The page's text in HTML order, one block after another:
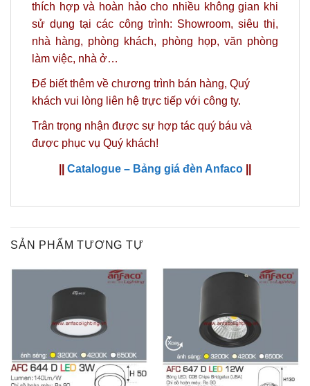
thích hợp và hoàn hảocho nhiều không gian khi
sử dụng tại các công trình: Showroom, siêu thị,
nhà hàng, phòng khách, phòng họp, văn phòng
làm việc, nhà ở…
Để biết thêm về chương trình bán hàng, Quý
khách vui lòng liên hệ trực tiếp với công ty.
Trân trọng nhận được sự hợp tác quý báu và
được phục vụ Quý khách!
Catalogue – Bảng giá đèn Anfaco
SẢN PHẨM TƯƠNG TỰ